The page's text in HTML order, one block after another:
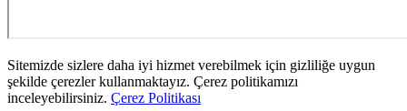
Sitemizde sizlere daha iyi hizmet verebilmek için gizliliğe uygun
şekilde çerezler kullanmaktayız. Çerez politikamızı
inceleyebilirsiniz. Çerez Politikası